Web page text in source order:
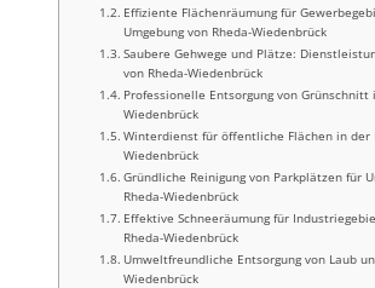
Effiziente Flächenräumung für
Umgebung von Rheda-Wiedenbrück
Saubere Gehwege und Plätze:
von Rheda-Wiedenbrück
Professionelle Entsorgung von Grünschnitt
Wiedenbrück
Winterdienst für öffentliche Flächen in der
Wiedenbrück
Gründliche Reinigung von Parkplätzen für
Rheda-Wiedenbrück
Effektive Schneeräumung für
Rheda-Wiedenbrück
Umweltfreundliche Entsorgung von Laub
Wiedenbrück